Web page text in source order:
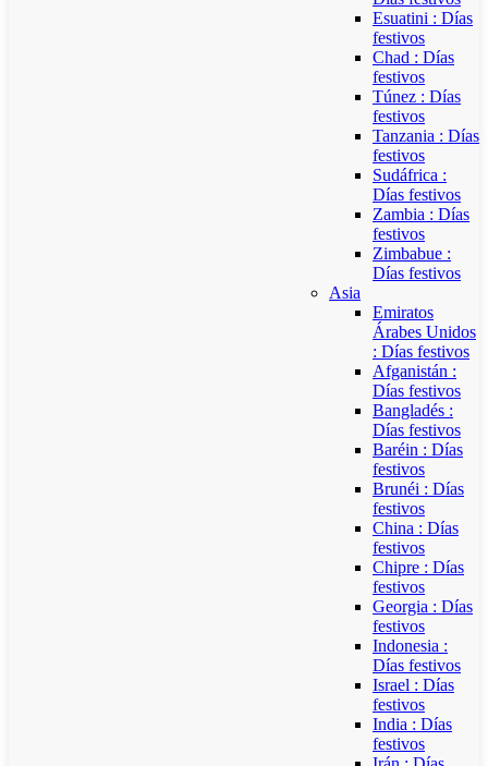
Esuatini : Días
festivos
Chad : Días
festivos
Túnez : Días
festivos
Tanzania : Días
festivos
Sudáfrica :
Días festivos
Zambia : Días
festivos
Zimbabue :
Días festivos
Asia
Emiratos
Árabes Unidos
: Días festivos
Afganistán :
Días festivos
Bangladés :
Días festivos
Baréin : Días
festivos
Brunéi : Días
festivos
China : Días
festivos
Chipre : Días
festivos
Georgia : Días
festivos
Indonesia :
Días festivos
Israel : Días
festivos
India : Días
festivos